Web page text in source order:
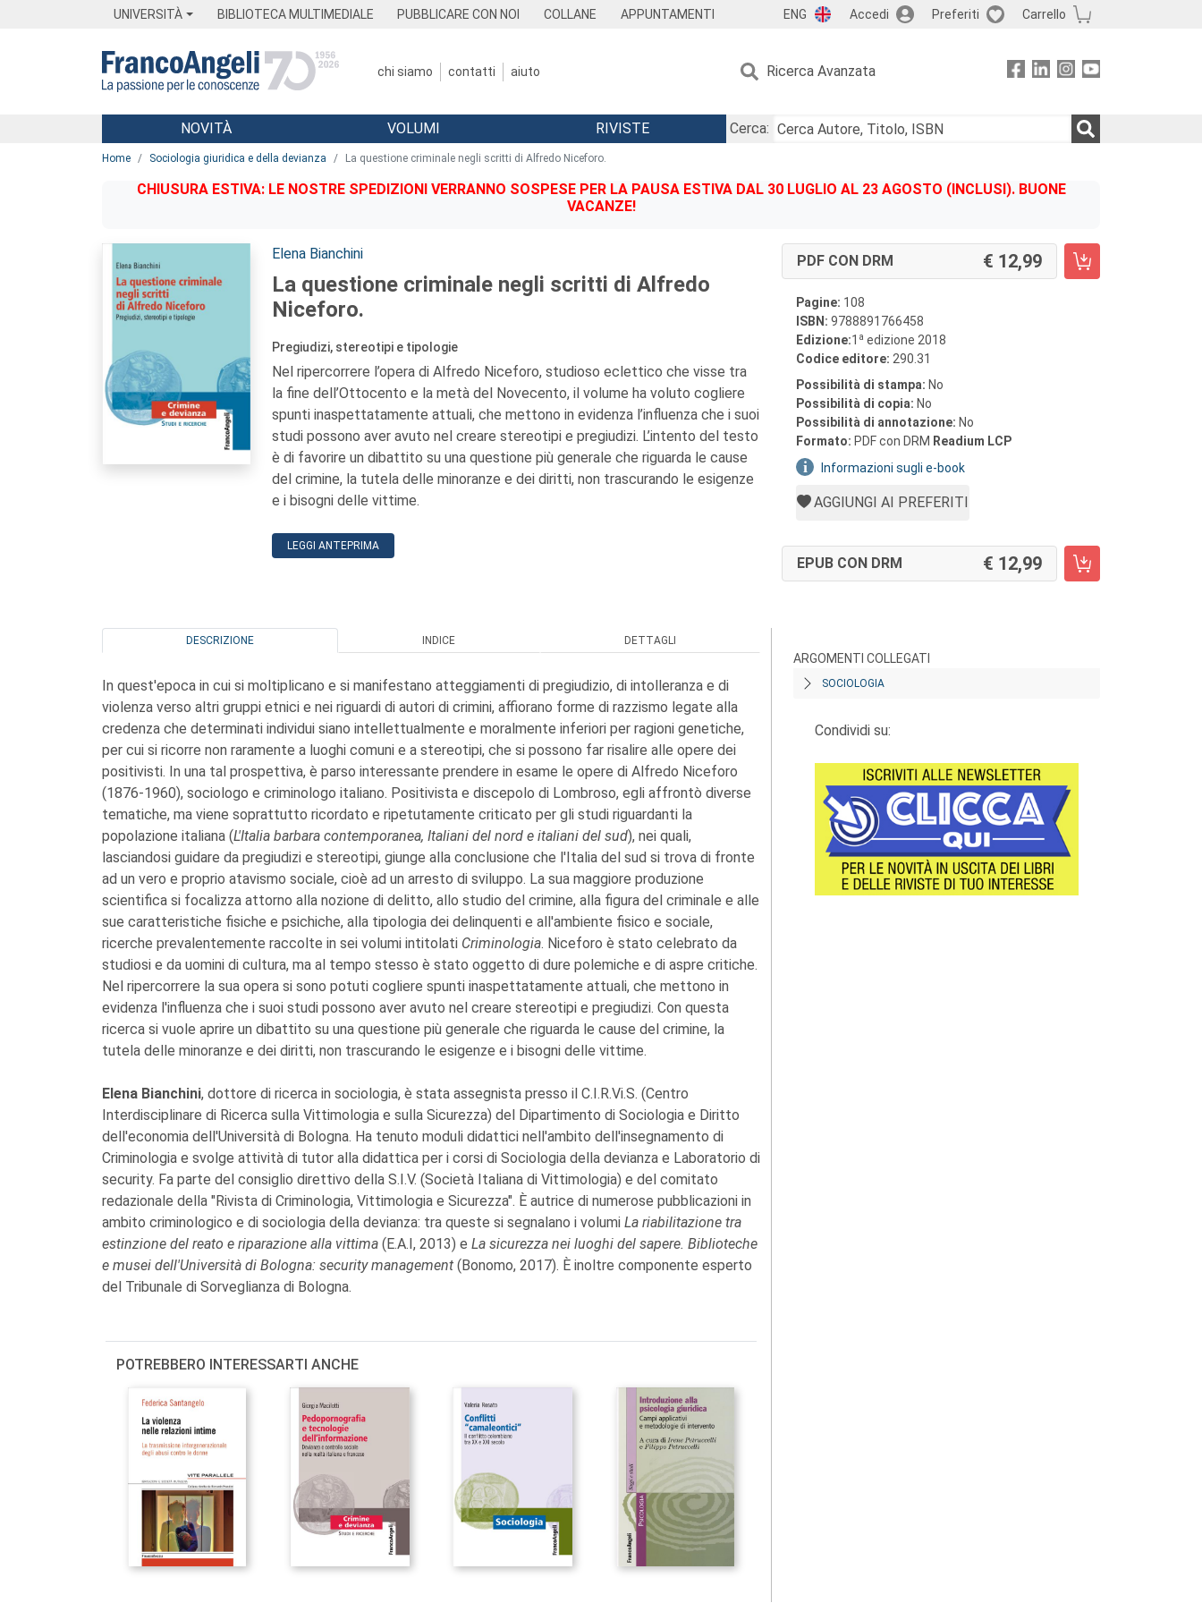
UNIVERSITÀ BIBLIOTECA MULTIMEDIALE PUBBLICARE CON NOI COLLANE APPUNTAMENTI ENG Accedi Preferiti Carrello
chi siamo contatti aiuto Ricerca Avanzata
Menu
NOVITÀ VOLUMI RIVISTE
Cerca:
Home Sociologia giuridica e della devianza La questione criminale negli scritti di Alfredo Niceforo.
CHIUSURA ESTIVA: LE NOSTRE SPEDIZIONI VERRANNO SOSPESE PER LA PAUSA ESTIVA DAL 30 LUGLIO AL 23 AGOSTO (INCLUSI). BUONE
VACANZE!
Autori:
Elena Bianchini
La questione criminale negli scritti di Alfredo
Niceforo.
Pregiudizi, stereotipi e tipologie
Nel ripercorrere l’opera di Alfredo Niceforo, studioso eclettico che visse tra
la fine dell’Ottocento e la metà del Novecento, il volume ha voluto cogliere
spunti inaspettatamente attuali, che mettono in evidenza l’influenza che i suoi
studi possono aver avuto nel creare stereotipi e pregiudizi. L’intento del testo
è di favorire un dibattito su una questione più generale che riguarda le cause
del crimine, la tutela delle minoranze e dei diritti, non trascurando le esigenze
e i bisogni delle vittime.
LEGGI ANTEPRIMA
PDF CON DRM 12,99
Pagine: 108
ISBN: 9788891766458
Edizione:1 a edizione 2018
Codice editore: 290.31
Possibilità di stampa: No
Possibilità di copia: No
Possibilità di annotazione: No
Formato: PDF con DRM Readium LCP
Informazioni sugli e-book
AGGIUNGI AI PREFERITI
EPUB CON DRM 12,99
DESCRIZIONE INDICE DETTAGLI
In quest'epoca in cui si moltiplicano e si manifestano atteggiamenti di pregiudizio, di intolleranza e di
violenza verso altri gruppi etnici e nei riguardi di autori di crimini, affiorano forme di razzismo legate alla
credenza che determinati individui siano intellettualmente e moralmente inferiori per ragioni genetiche,
per cui si ricorre non raramente a luoghi comuni e a stereotipi, che si possono far risalire alle opere dei
positivisti. In una tal prospettiva, è parso interessante prendere in esame le opere di Alfredo Niceforo
(1876-1960), sociologo e criminologo italiano. Positivista e discepolo di Lombroso, egli affrontò diverse
tematiche, ma viene soprattutto ricordato e ripetutamente criticato per gli studi riguardanti la
popolazione italiana (L'Italia barbara contemporanea, Italiani del nord e italiani del sud), nei quali,
lasciandosi guidare da pregiudizi e stereotipi, giunge alla conclusione che l'Italia del sud si trova di fronte
ad un vero e proprio atavismo sociale, cioè ad un arresto di sviluppo. La sua maggiore produzione
scientifica si focalizza attorno alla nozione di delitto, allo studio del crimine, alla figura del criminale e alle
sue caratteristiche fisiche e psichiche, alla tipologia dei delinquenti e all'ambiente fisico e sociale,
ricerche prevalentemente raccolte in sei volumi intitolati Criminologia. Niceforo è stato celebrato da
studiosi e da uomini di cultura, ma al tempo stesso è stato oggetto di dure polemiche e di aspre critiche.
Nel ripercorrere la sua opera si sono potuti cogliere spunti inaspettatamente attuali, che mettono in
evidenza l'influenza che i suoi studi possono aver avuto nel creare stereotipi e pregiudizi. Con questa
ricerca si vuole aprire un dibattito su una questione più generale che riguarda le cause del crimine, la
tutela delle minoranze e dei diritti, non trascurando le esigenze e i bisogni delle vittime.
Elena Bianchini, dottore di ricerca in sociologia, è stata assegnista presso il C.I.R.Vi.S. (Centro
Interdisciplinare di Ricerca sulla Vittimologia e sulla Sicurezza) del Dipartimento di Sociologia e Diritto
dell'economia dell'Università di Bologna. Ha tenuto moduli didattici nell'ambito dell'insegnamento di
Criminologia e svolge attività di tutor alla didattica per i corsi di Sociologia della devianza e Laboratorio di
security. Fa parte del consiglio direttivo della S.I.V. (Società Italiana di Vittimologia) e del comitato
redazionale della "Rivista di Criminologia, Vittimologia e Sicurezza". È autrice di numerose pubblicazioni in
ambito criminologico e di sociologia della devianza: tra queste si segnalano i volumi La riabilitazione tra
estinzione del reato e riparazione alla vittima (E.A.I, 2013) e La sicurezza nei luoghi del sapere. Biblioteche
e musei dell'Università di Bologna: security management (Bonomo, 2017). È inoltre componente esperto
del Tribunale di Sorveglianza di Bologna.
POTREBBERO INTERESSARTI ANCHE
ARGOMENTI COLLEGATI
SOCIOLOGIA
Condividi su: